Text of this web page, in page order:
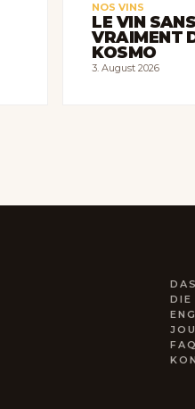
NOS VINS
LE VIN
VRAIMENT
KOSMO
3. August 2026
DIE
FAQ